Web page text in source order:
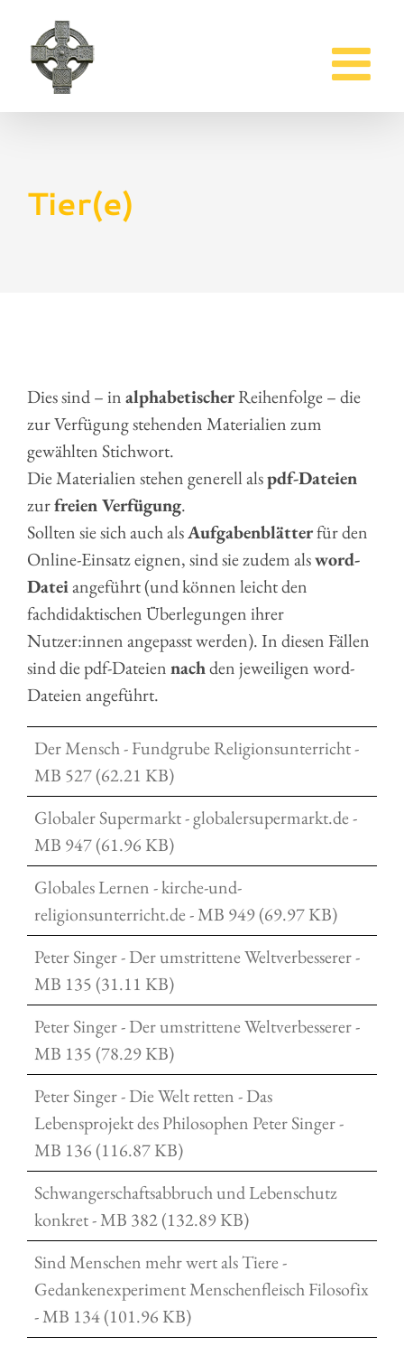
Inhalt
springen
Tier(e)
Dies sind – inalphabetischerReihenfolge – die
zur Verfügung stehenden Materialien zum
gewählten Stichwort.
Die Materialien stehen generell alspdf-Dateien
zurfreien Verfügung.
Sollten sie sich auch alsAufgabenblätterfür den
Online-Einsatz eignen, sind sie zudem alsword-
Dateiangeführt (und können leicht den
fachdidaktischen Überlegungen ihrer
Nutzer:innen angepasst werden). In diesen Fällen
sind die pdf-Dateiennachden jeweiligen word-
Dateien angeführt.
Der Mensch - Fundgrube Religionsunterricht -
MB 527 (62.21 KB)
Globaler Supermarkt - globalersupermarkt.de -
MB 947 (61.96 KB)
Globales Lernen - kirche-und-
religionsunterricht.de - MB 949 (69.97 KB)
Peter Singer - Der umstrittene Weltverbesserer -
MB 135 (31.11 KB)
Peter Singer - Der umstrittene Weltverbesserer -
MB 135 (78.29 KB)
Peter Singer - Die Welt retten - Das
Lebensprojekt des Philosophen Peter Singer -
MB 136 (116.87 KB)
Schwangerschaftsabbruch und Lebenschutz
konkret - MB 382 (132.89 KB)
Sind Menschen mehr wert als Tiere -
Gedankenexperiment Menschenfleisch Filosofix
- MB 134 (101.96 KB)